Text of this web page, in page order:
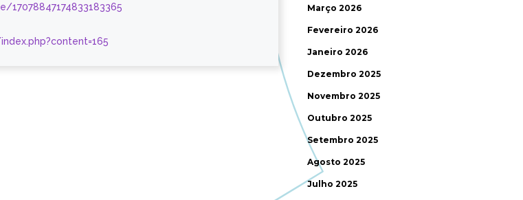
Março 2026
Fevereiro 2026
Janeiro 2026
Dezembro 2025
Novembro 2025
Outubro 2025
Setembro 2025
Agosto 2025
Julho 2025